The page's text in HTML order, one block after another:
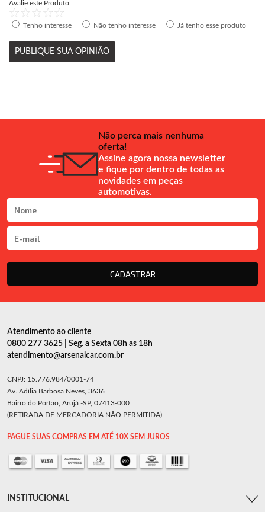
Avalie este Produto
Tenho interesse Não tenho interesse Já tenho esse produto
PUBLIQUE SUA OPINIÃO
Não perca mais nenhuma
oferta!
Assine agora nossa newsletter
e fique por dentro de todas as
novidades em peças
automotivas.
CADASTRAR
Atendimento ao cliente
0800 277 3625 | Seg. a Sexta 08h as 18h
atendimento@arsenalcar.com.br
CNPJ: 15.776.984/0001-74
Av. Adília Barbosa Neves, 3636
Bairro do Portão, Arujá -SP, 07413-000
(RETIRADA DE MERCADORIA NÃO PERMITIDA)
PAGUE SUAS COMPRAS EM ATÉ 10X SEM JUROS
INSTITUCIONAL